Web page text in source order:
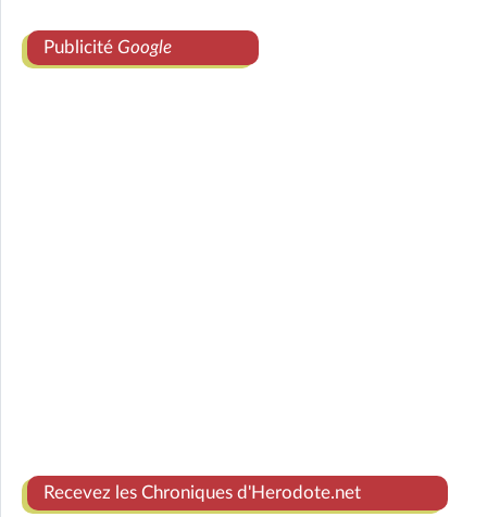
Publicité Google
Recevez les Chroniques d'Herodote.net